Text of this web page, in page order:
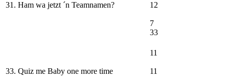
31. Ham wa jetzt ´n Teamnamen? 12
7
33
33. Quiz me Baby one more time
11
11